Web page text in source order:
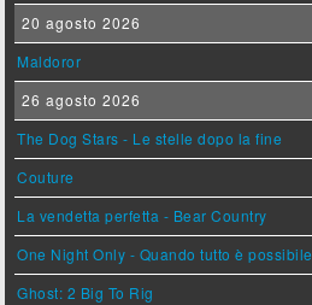
20 agosto 2026
Maldoror
26 agosto 2026
The Dog Stars - Le stelle dopo la fine
Couture
La vendetta perfetta - Bear Country
One Night Only - Quando tutto è possibile
Ghost: 2 Big To Rig